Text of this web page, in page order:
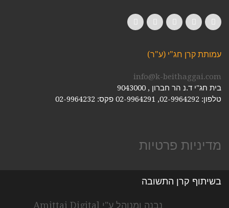
עמותת קרן חג"י (ע"ר)
info@k-beithaggai.com
בית חג"י ד.נ הר חברון , 9043000
טלפון: 02-9964292, 02-9964291
פקס: 02-9964232
מדיניות פרטיות
בשיתוף קרן התשובה
נבנה ומנוהל ע"י Amittai Digital